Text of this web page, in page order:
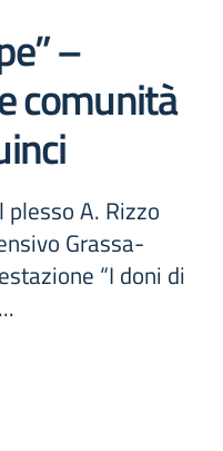
–
comunità
A. Rizzo
Grassa-
“I doni di